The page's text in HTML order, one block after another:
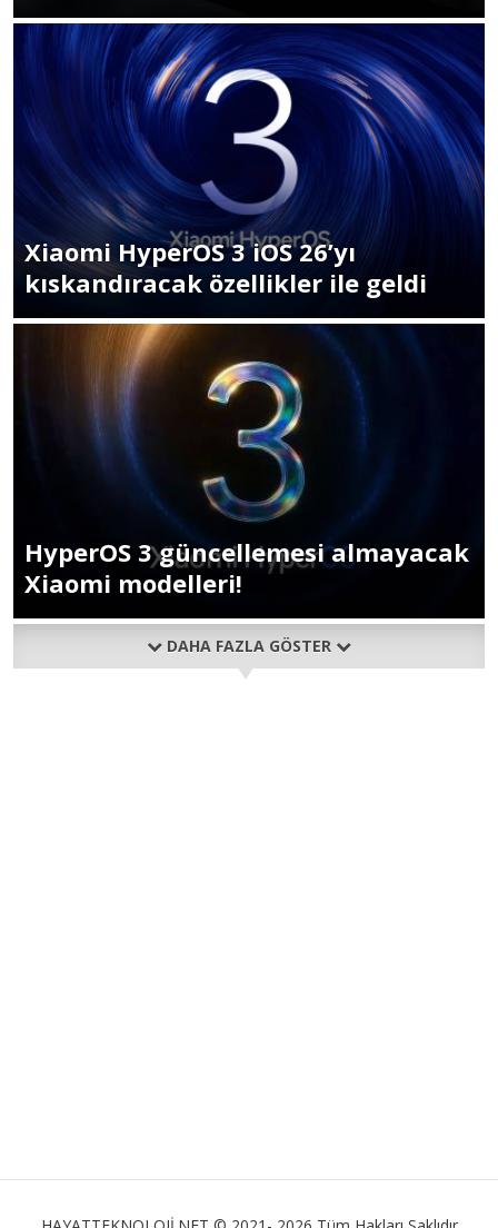
Xiaomi HyperOS 3 iOS 26’yı
kıskandıracak özellikler ile geldi
HyperOS 3 güncellemesi almayacak
Xiaomi modelleri!
DAHA FAZLA GÖSTER